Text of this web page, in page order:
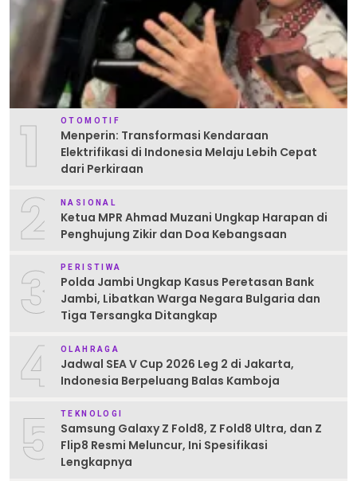
1 OTOMOTIF
Menperin: Transformasi Kendaraan
Elektrifikasi di Indonesia Melaju Lebih Cepat
dari Perkiraan
2 NASIONAL
Ketua MPR Ahmad Muzani Ungkap Harapan di
Penghujung Zikir dan Doa Kebangsaan
3 PERISTIWA
Polda Jambi Ungkap Kasus Peretasan Bank
Jambi, Libatkan Warga Negara Bulgaria dan
Tiga Tersangka Ditangkap
4 OLAHRAGA
Jadwal SEA V Cup 2026 Leg 2 di Jakarta,
Indonesia Berpeluang Balas Kamboja
5 TEKNOLOGI
Samsung Galaxy Z Fold8, Z Fold8 Ultra, dan Z
Flip8 Resmi Meluncur, Ini Spesifikasi
Lengkapnya